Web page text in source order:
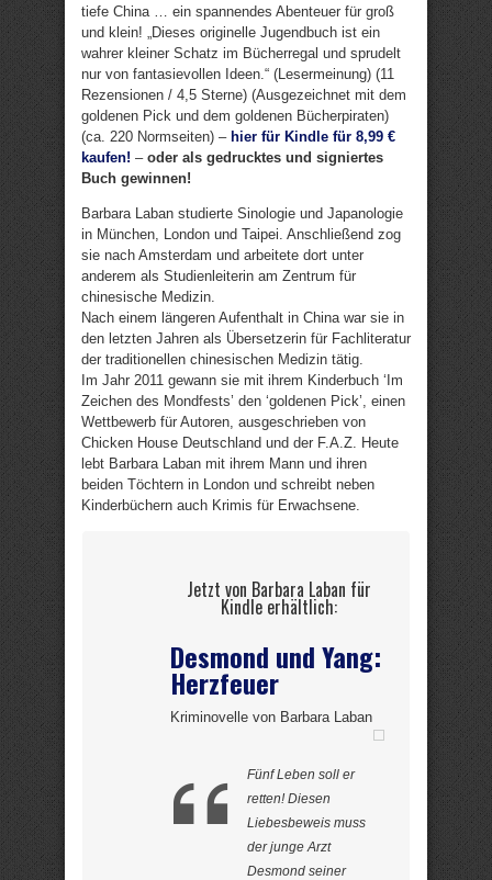
tiefe China … ein spannendes Abenteuer für groß
und klein! „Dieses originelle Jugendbuch ist ein
wahrer kleiner Schatz im Bücherregal und sprudelt
nur von fantasievollen Ideen.“ (Lesermeinung) (11
Rezensionen / 4,5 Sterne) (Ausgezeichnet mit dem
goldenen Pick und dem goldenen Bücherpiraten)
(ca. 220 Normseiten) – hier für Kindle für 8,99 €
kaufen! – oder als gedrucktes und signiertes
Buch gewinnen!
Barbara Laban studierte Sinologie und Japanologie
in München, London und Taipei. Anschließend zog
sie nach Amsterdam und arbeitete dort unter
anderem als Studienleiterin am Zentrum für
chinesische Medizin.
Nach einem längeren Aufenthalt in China war sie in
den letzten Jahren als Übersetzerin für Fachliteratur
der traditionellen chinesischen Medizin tätig.
Im Jahr 2011 gewann sie mit ihrem Kinderbuch ‘Im
Zeichen des Mondfests’ den ‘goldenen Pick’, einen
Wettbewerb für Autoren, ausgeschrieben von
Chicken House Deutschland und der F.A.Z. Heute
lebt Barbara Laban mit ihrem Mann und ihren
beiden Töchtern in London und schreibt neben
Kinderbüchern auch Krimis für Erwachsene.
Jetzt von Barbara Laban für
Kindle erhältlich:
Desmond und Yang:
Herzfeuer
Kriminovelle von Barbara Laban
Fünf Leben soll er
retten! Diesen
Liebesbeweis muss
der junge Arzt
Desmond seiner